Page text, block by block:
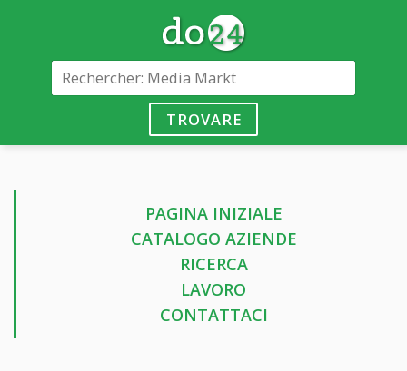
TROVARE
PAGINA INIZIALE
CATALOGO AZIENDE
RICERCA
LAVORO
CONTATTACI